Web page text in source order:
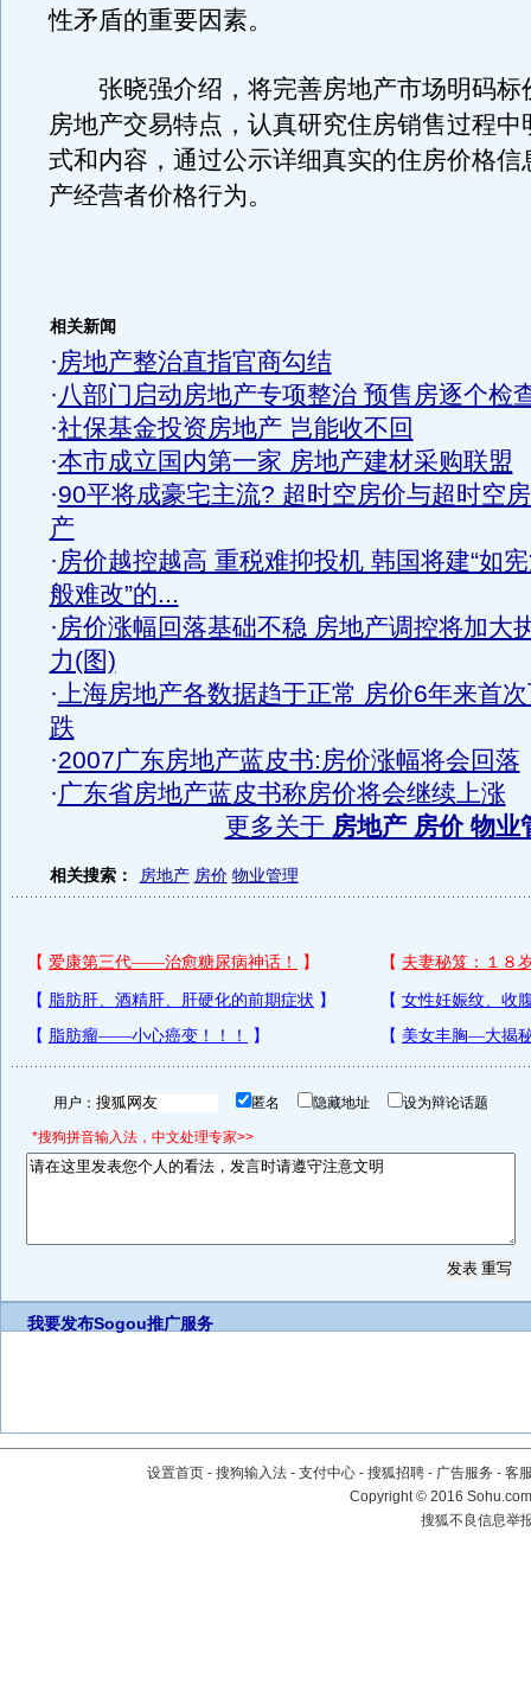
性矛盾的重要因素。
张晓强介绍，将完善房地产市场明码标
房地产交易特点，认真研究住房销售过程中
式和内容，通过公示详细真实的住房价格信
产经营者价格行为。
相关新闻
·房地产整治直指官商勾结
·八部门启动房地产专项整治 预售房逐个检
·社保基金投资房地产 岂能收不回
·本市成立国内第一家 房地产建材采购联盟
·90平将成豪宅主流? 超时空房价与超时空
产
·房价越控越高 重税难抑投机 韩国将建“如
般难改”的...
·房价涨幅回落基础不稳 房地产调控将加大
力(图)
·上海房地产各数据趋于正常 房价6年来首
跌
·2007广东房地产蓝皮书:房价涨幅将会回落
·广东省房地产蓝皮书称房价将会继续上涨
更多关于 房地产 房价 物业
相关搜索： 房地产 房价 物业管理
用户： 匿名 隐藏地址 设为辩论话题
*搜狗拼音输入法，中文处理专家>>
我要发布Sogou推广服务
设置首页 - 搜狗输入法 - 支付中心 - 搜狐招聘 - 广告服务 - 客
Copyright©2016
搜狐不良信息举